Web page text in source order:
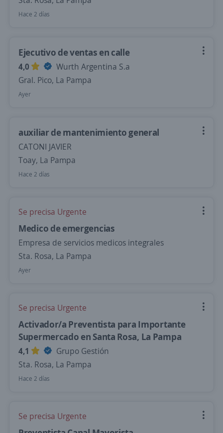
Hace 2 días
Ejecutivo de ventas en calle
4,0
Wurth Argentina S.a
Gral. Pico, La Pampa
Ayer
auxiliar de mantenimiento general
CATONI JAVIER
Toay, La Pampa
Hace 2 días
Se precisa Urgente
Medico de emergencias
Empresa de servicios medicos integrales
Sta. Rosa, La Pampa
Ayer
Se precisa Urgente
Activador/a Preventista para Importante
Supermercado en Santa Rosa, La Pampa
4,1
Grupo Gestión
Sta. Rosa, La Pampa
Hace 2 días
Se precisa Urgente